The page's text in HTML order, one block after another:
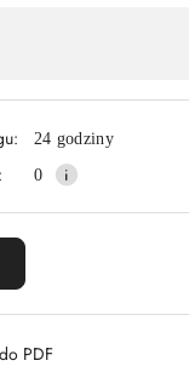
24 godziny
0
PDF